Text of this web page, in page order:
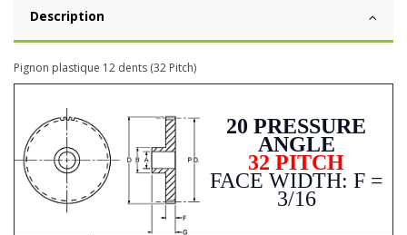
Description
Pignon plastique 12 dents (32 Pitch)
20 PRESSURE
ANGLE
32 PITCH
FACE WIDTH: F =
3/16